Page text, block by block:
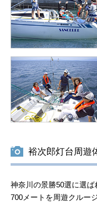
裕次郎灯台周遊
神奈川の景勝50選に選
700メートを周遊クルー